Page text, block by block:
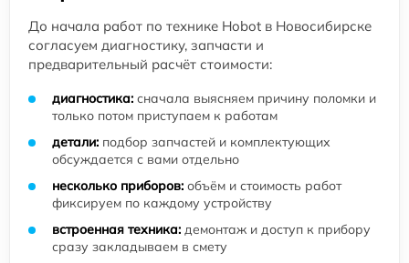
До начала работ по технике Hobot в Новосибирске
согласуем диагностику, запчасти и
предварительный расчёт стоимости:
диагностика: сначала выясняем причину поломки и
только потом приступаем к работам
детали: подбор запчастей и комплектующих
обсуждается с вами отдельно
несколько приборов: объём и стоимость работ
фиксируем по каждому устройству
встроенная техника: демонтаж и доступ к прибору
сразу закладываем в смету